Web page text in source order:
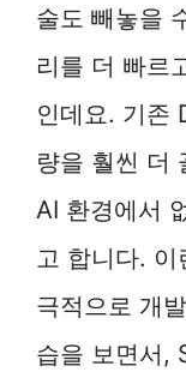
술도 빼놓을
리를 더 빠르
인데요. 기존
량을 훨씬 더
AI 환경에서
고 합니다.
극적으로 개
습을 보면서,